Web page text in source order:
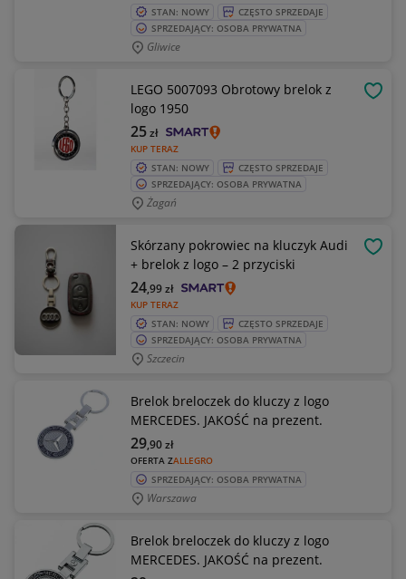
STAN: NOWY
CZĘSTO SPRZEDAJE
SPRZEDAJĄCY: OSOBA PRYWATNA
Gliwice
LEGO 5007093 Obrotowy brelok z
logo 1950
KUP TERAZ
25zł
STAN: NOWY
CZĘSTO SPRZEDAJE
SPRZEDAJĄCY: OSOBA PRYWATNA
Żagań
Skórzany pokrowiec na kluczyk Audi
+ brelok z logo – 2 przyciski
KUP TERAZ
24,99zł
STAN: NOWY
CZĘSTO SPRZEDAJE
SPRZEDAJĄCY: OSOBA PRYWATNA
Szczecin
Brelok breloczek do kluczy z logo
MERCEDES. JAKOŚĆ na prezent.
OFERTA ZALLEGRO
29,90zł
SPRZEDAJĄCY: OSOBA PRYWATNA
Warszawa
Brelok breloczek do kluczy z logo
MERCEDES. JAKOŚĆ na prezent.